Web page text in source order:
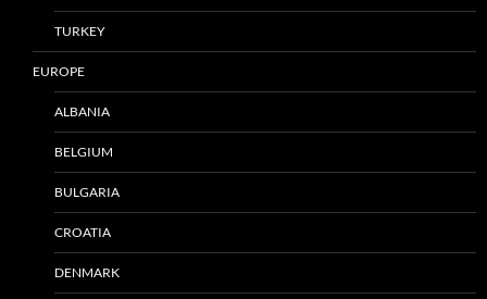
TURKEY
EUROPE
ALBANIA
BELGIUM
BULGARIA
CROATIA
DENMARK